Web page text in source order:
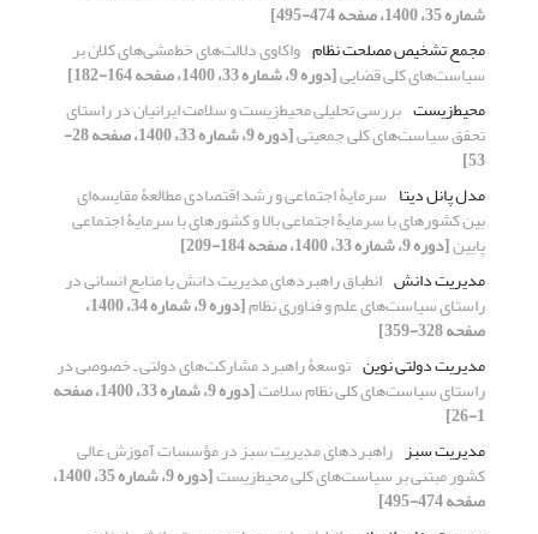
شماره 35، 1400، صفحه 474-495]
مجمع تشخیص مصلحت نظام واکاوی دلالت‌های خط‌مشی‌های کلان بر
سیاست‌های کلی قضایی[دوره 9، شماره 33، 1400، صفحه 164-182]
محیط‌زیست بررسی تحلیلی محیط‌زیست و سلامت ایرانیان در راستای
تحقق سیاست‌های کلی جمعیتی [دوره 9، شماره 33، 1400، صفحه 28-
53]
مدل پانل دیتا سرمایۀ اجتماعی و رشد اقتصادی مطالعۀ مقایسه‌ای
بین کشورهای با سرمایۀ اجتماعی بالا و کشورهای با سرمایۀ اجتماعی
پایین[دوره 9، شماره 33، 1400، صفحه 184-209]
مدیریت دانش انطباق راهبردهای مدیریت دانش با منابع انسانی در
راستای سیاست‌های علم و فناوری نظام [دوره 9، شماره 34، 1400،
صفحه 328-359]
مدیریت دولتی نوین توسعۀ راهبرد مشارکت‌های دولتی ـ خصوصی در
راستای سیاست‌های کلی نظام سلامت [دوره 9، شماره 33، 1400، صفحه
1-26]
مدیریت سبز راهبردهای مدیریت سبز در مؤسسات آموزش عالی
کشور مبتنی بر سیاست‌های کلی محیط‌زیست [دوره 9، شماره 35، 1400،
صفحه 474-495]